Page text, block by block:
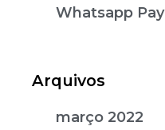
Whatsapp Pay
Arquivos
março 2022